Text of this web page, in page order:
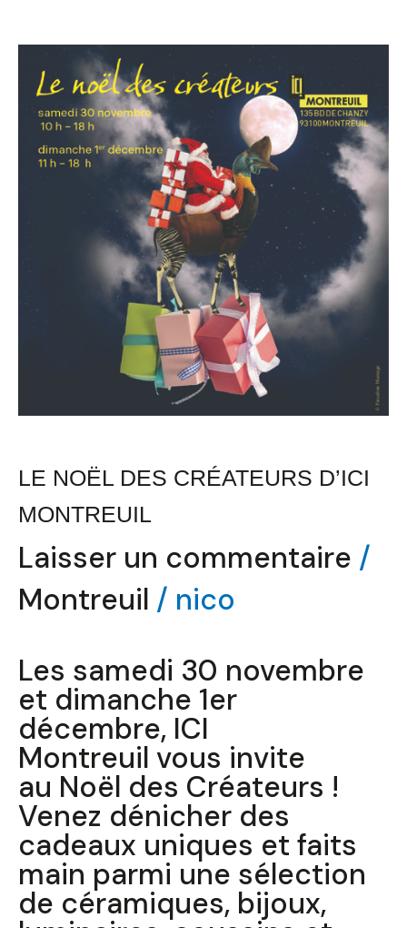
LE NOËL DES CRÉATEURS D’ICI
MONTREUIL
Laisser un commentaire /
Montreuil / nico
Les samedi 30 novembre
et dimanche 1er
décembre, ICI
Montreuil vous invite
au Noël des Créateurs !
Venez dénicher des
cadeaux uniques et faits
main parmi une sélection
de céramiques, bijoux,
NOËL
DES
CRÉATEURS
D’ICI
MONTREUIL